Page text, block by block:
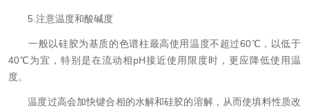
5.注意温度和酸碱度
一般以硅胶为基质的色谱柱最高使用温度不超过60℃，以低于
40℃为宜，特别是在流动相pH接近使用限度时，更应降低使用温
度。
温度过高会加快键合相的水解和硅胶的溶解，从而使填料性质改